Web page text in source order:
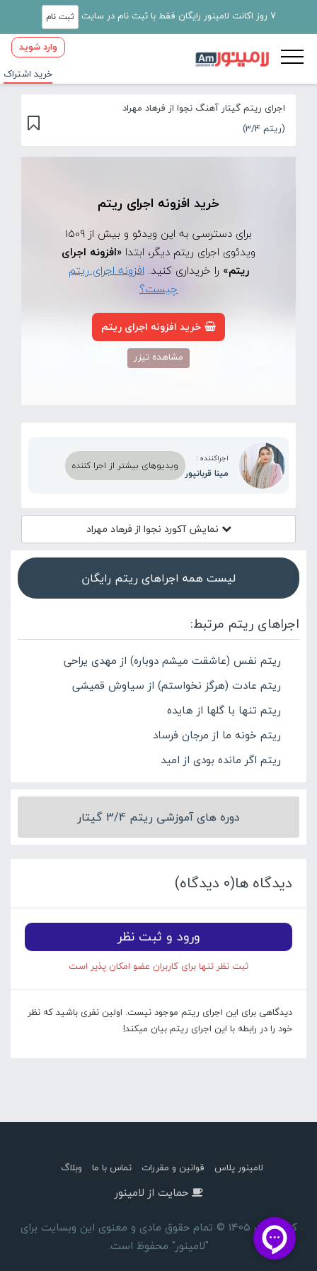
7 روز اکانت لامینور رایگان فقط با ثبت نام در سایت ثبت نام
وارد شوید
خرید اشتراک
اجرای ریتم گیتار آهنگ نجوا از فرهاد مهراد
(ریتم 3/4)
خرید افزونه اجرای ریتم
برای دسترسی به این ویدئو و بیش از 1509
ویدئوی اجرای ریتم دیگر، ابتدا «افزونه اجرای
ریتم» را خریداری کنید.افزونه اجرای ریتم
چیست؟
خرید افزونه اجرای ریتم
مشاهده تیزر
اجراکننده :
مینا قربانپور
ویدیوهای بیشتر از اجرا کننده
نمایش آکورد نجوا از فرهاد مهراد
لیست همه اجراهای ریتم رایگان
اجراهای ریتم مرتبط:
ریتم نفس (عاشقت میشم دوباره) از مهدی یراحی
ریتم عادت (هرگز نخواستم) از سیاوش قمیشی
ریتم تنها با گلها از هایده
ریتم خونه ما از مرجان فرساد
ریتم اگر مانده بودی از امید
دوره های آموزشی ریتم 3/4 گیتار
دیدگاه ها(0 دیدگاه)
ورود و ثبت نظر
ثبت نظر تنها برای کاربران عضو امکان پذیر است
دیدگاهی برای این اجرای ریتم موجود نیست. اولین نفری باشید که نظر
خود را در رابطه با این اجرای ریتم بیان میکند!
لامینور پلاس قوانین و مقررات تماس با ما وبلاگ
حمایت از لامینور
کپی رایت 1405 © تمام حقوق مادی و معنوی این وبسایت برای
"لامینور" محفوظ است.